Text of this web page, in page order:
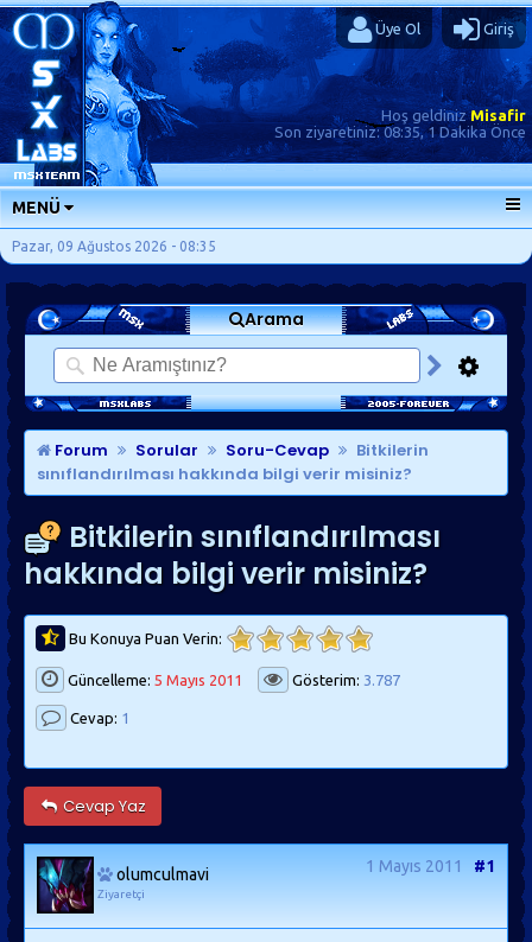
Üye Ol Giriş
Hoş geldinizMisafir
Son ziyaretiniz:08:35, 1 Dakika Önce
MENÜ
ANA SAYFA
FORUMLAR
SORU-CEVAP
GÜNLÜKLER
SON MESAJLAR
KISAYOLLAR
Pazar, 09 Ağustos 2026 - 08:35
Arama
Forum Sorular Soru-Cevap
Bitkilerin
sınıflandırılması hakkında bilgi verir misiniz?
Bitkilerin sınıflandırılması
hakkında bilgi verir misiniz?
Bu Konuya Puan Verin:
Güncelleme: 5 Mayıs 2011 Gösterim: 3.787
Cevap: 1
Cevap Yaz
olumculmavi
Ziyaretçi
1 Mayıs 2011 #1